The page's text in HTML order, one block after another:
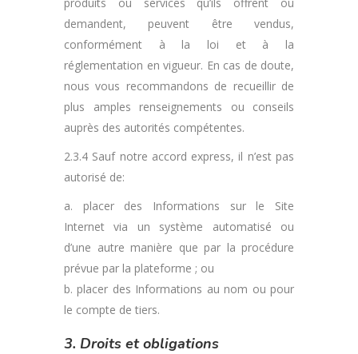
demandent, peuvent être vendus,
conformément à la loi et à la
réglementation en vigueur. En cas de doute,
nous vous recommandons de recueillir de
plus amples renseignements ou conseils
auprès des autorités compétentes.
2.3.4 Sauf notre accord express, il n’est pas
autorisé de:
a. placer des Informations sur le Site
Internet via un système automatisé ou
d’une autre manière que par la procédure
prévue par la plateforme ; ou
b. placer des Informations au nom ou pour
le compte de tiers.
3. Droits et obligations